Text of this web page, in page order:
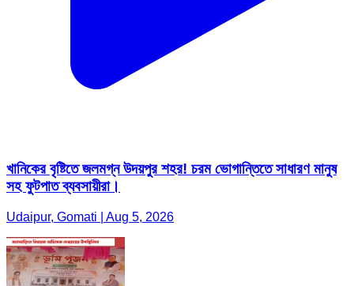
খানিকের বৃষ্টিতে জলমগ্ন উদয়পুর শহর! চরম ভোগান্তিতে সাধারণ মানুষ
সহ ফুটপাত ব্যবসায়ীরা।
Udaipur, Gomati | Aug 5, 2026